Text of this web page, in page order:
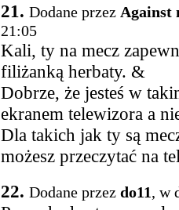
21. Dodane przez Against
21:05
Kali, ty na mecz
filiżanką herbaty. &
Dobrze, że jesteś w
ekranem telewizora a
Dla takich jak ty są
możesz przeczytać na
22. Dodane przez do11, w